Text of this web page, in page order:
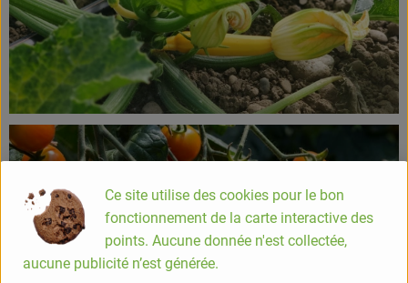
Ce site utilise des cookies pour le bon
fonctionnement de la carte interactive des
points. Aucune donnée n'est collectée,
aucune publicité n’est générée.